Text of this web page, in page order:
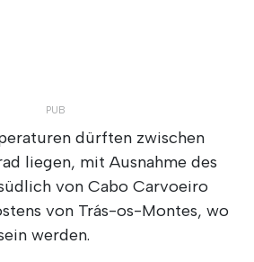
dürften zwischen
liegen, mit Ausnahme des
von Cabo Carvoeiro
von Trás-os-Montes, wo
werden.